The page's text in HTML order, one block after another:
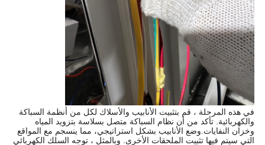
في هذه المرحلة ، قم بتثبيت الأنابيب والأسلاك لكل من أنظمة السباكة
والكهربائية. تأكد من أن نظام السباكة متصل بسلاسة بتزويد المياه
وخزان النفايات.وضع الأنابيب بشكل استراتيجي، مما ينسجم مع المواقع
التي سيتم فيها تثبيت الملحقات الأخرى. وبالمثل ، توجه السلك الكهربائي